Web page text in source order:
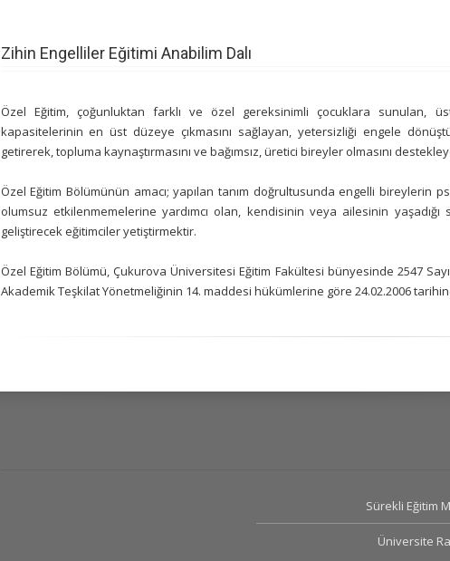
Zihin Engelliler Eğitimi Anabilim Dalı
Özel Eğitim, çoğunluktan farklı ve özel gereksinimli çocuklara sunulan,
kapasitelerinin en üst düzeye çıkmasını sağlayan, yetersizliği engele
getirerek, topluma kaynaştırmasını ve bağımsız, üretici bireyler olmasını
Özel Eğitim Bölümünün amacı; yapılan tanım doğrultusunda engelli bireylerin
olumsuz etkilenmemelerine yardımcı olan, kendisinin veya ailesinin
geliştirecek eğitimciler yetiştirmektir.
Özel Eğitim Bölümü, Çukurova Üniversitesi Eğitim Fakültesi bünyesinde 2547
Akademik Teşkilat Yönetmeliğinin 14. maddesi hükümlerine göre 24.02.2006
Sürekli Eğitim
Üniversite